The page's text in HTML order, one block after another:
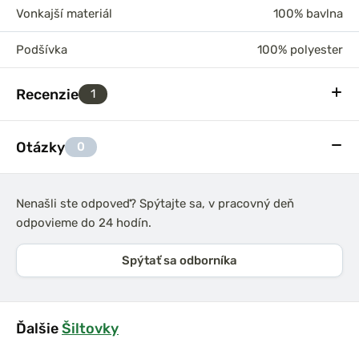
Vonkajší materiál 100% bavlna
Podšívka 100% polyester
Recenzie 1
Otázky 0
Nenašli ste odpoveď? Spýtajte sa, v pracovný deň
odpovieme do 24 hodín.
Spýtať sa odborníka
ĎalšieŠiltovky